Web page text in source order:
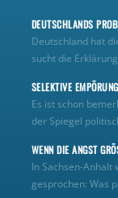
DEUTSCHLANDS
Deutschland hat
sucht die
SELEKTIVE EMPÖRUNG
Es ist schon
der Spiegel
WENN DIE ANGST
In Sachsen-
gesprochen: Was